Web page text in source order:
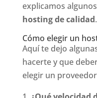
explicamos algunos
hosting de calidad.
Cómo elegir un
Aquí te dejo
hacerte y que
elegir un